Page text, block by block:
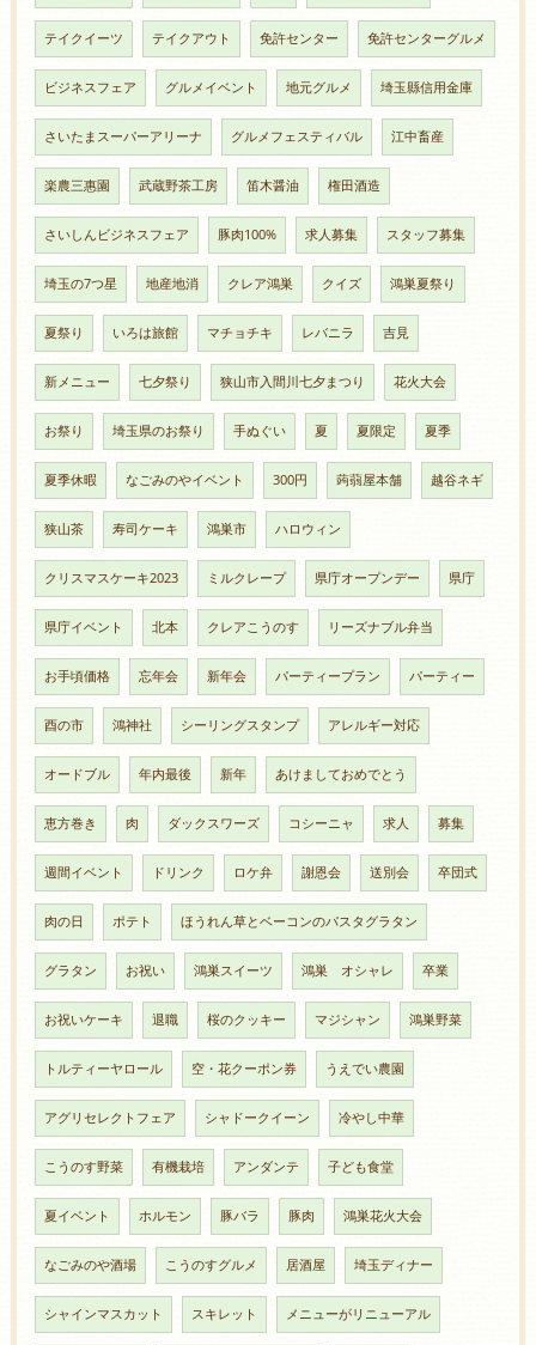
テイクイーツ テイクアウト 免許センター 免許センターグルメ
ビジネスフェア グルメイベント 地元グルメ 埼玉縣信用金庫
さいたまスーパーアリーナ グルメフェスティバル 江中畜産
楽農三惠園 武蔵野茶工房 笛木醤油 権田酒造
さいしんビジネスフェア 豚肉100% 求人募集 スタッフ募集
埼玉の7つ星 地産地消 クレア鴻巣 クイズ 鴻巣夏祭り
夏祭り いろは旅館 マチョチキ レバニラ 吉見
新メニュー 七夕祭り 狭山市入間川七夕まつり 花火大会
お祭り 埼玉県のお祭り 手ぬぐい 夏 夏限定 夏季
夏季休暇 なごみのやイベント 300円 蒟蒻屋本舗 越谷ネギ
狭山茶 寿司ケーキ 鴻巣市 ハロウィン
クリスマスケーキ2023 ミルクレープ 県庁オープンデー 県庁
県庁イベント 北本 クレアこうのす リーズナブル弁当
お手頃価格 忘年会 新年会 パーティープラン パーティー
酉の市 鴻神社 シーリングスタンプ アレルギー対応
オードブル 年内最後 新年 あけましておめでとう
恵方巻き 肉 ダックスワーズ コシーニャ 求人 募集
週間イベント ドリンク ロケ弁 謝恩会 送別会 卒団式
肉の日 ポテト ほうれん草とベーコンのパスタグラタン
グラタン お祝い 鴻巣スイーツ 鴻巣 オシャレ 卒業
お祝いケーキ 退職 桜のクッキー マジシャン 鴻巣野菜
トルティーヤロール 空・花クーポン券 うえでい農園
アグリセレクトフェア シャドークイーン 冷やし中華
こうのす野菜 有機栽培 アンダンテ 子ども食堂
夏イベント ホルモン 豚バラ 豚肉 鴻巣花火大会
なごみのや酒場 こうのすグルメ 居酒屋 埼玉ディナー
シャインマスカット スキレット メニューがリニューアル